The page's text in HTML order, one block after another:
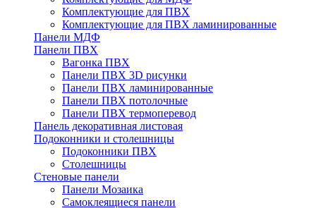
Комплектующие для ПВХ
Комплектующие для ПВХ ламинированные
Панели МДФ
Панели ПВХ
Вагонка ПВХ
Панели ПВХ 3D рисунки
Панели ПВХ ламинированные
Панели ПВХ потолочные
Панели ПВХ термоперевод
Панель декоративная листовая
Подоконники и столешницы
Подоконники ПВХ
Столешницы
Стеновые панели
Панели Мозаика
Самоклеящиеся панели